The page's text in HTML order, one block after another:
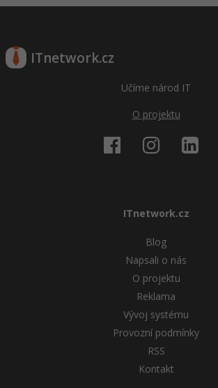
ITnetwork.cz
Učíme národ IT
O projektu
ITnetwork.cz
Blog
Napsali o nás
O projektu
Reklama
Vývoj systému
Provozní podmínky
RSS
Kontakt